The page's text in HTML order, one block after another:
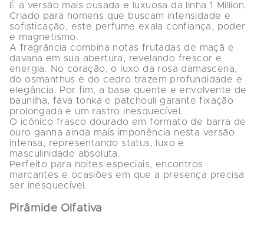
É a versão mais ousada e luxuosa da linha 1 Million.
Criado para homens que buscam intensidade e
sofisticação, este perfume exala confiança, poder
e magnetismo.
A fragrância combina notas frutadas de maçã e
davana em sua abertura, revelando frescor e
energia. No coração, o luxo da rosa damascena,
do osmanthus e do cedro trazem profundidade e
elegância. Por fim, a base quente e envolvente de
baunilha, fava tonka e patchouli garante fixação
prolongada e um rastro inesquecível.
O icônico frasco dourado em formato de barra de
ouro ganha ainda mais imponência nesta versão
intensa, representando status, luxo e
masculinidade absoluta.
Perfeito para noites especiais, encontros
marcantes e ocasiões em que a presença precisa
ser inesquecível.
Pirâmide Olfativa